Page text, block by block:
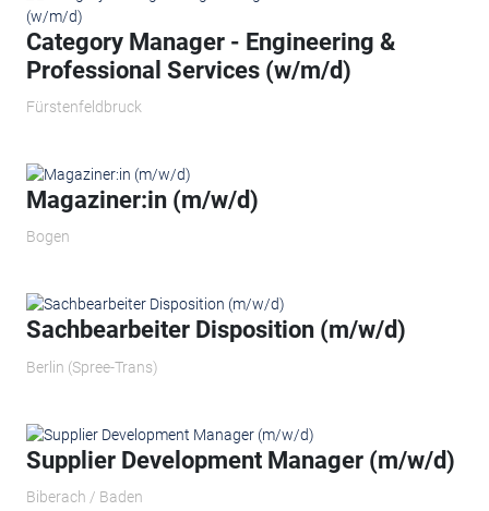
Category Manager - Engineering &
Professional Services (w/m/d)
Fürstenfeldbruck
Magaziner:in (m/w/d)
Bogen
Sachbearbeiter Disposition (m/w/d)
Berlin (Spree-Trans)
Supplier Development Manager (m/w/d)
Biberach / Baden